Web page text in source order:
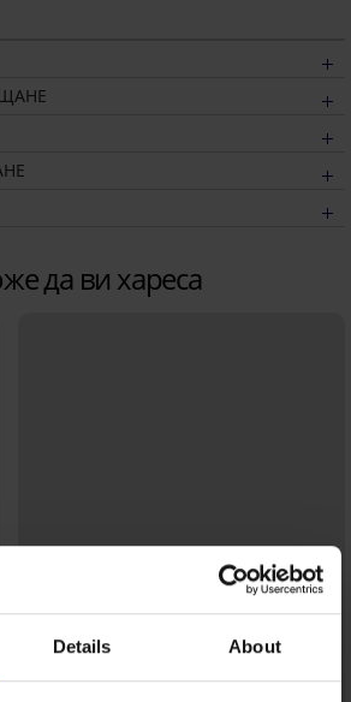
Details About
да ви хареса